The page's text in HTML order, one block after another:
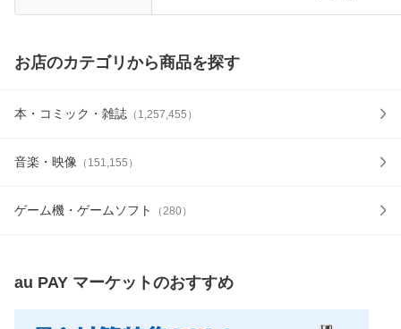
お店のカテゴリから商品を探す
本・コミック・雑誌 （ 1,257,455 ）
音楽・映像 （ 151,155 ）
ゲーム機・ゲームソフト （280）
au PAY マーケットのおすすめ